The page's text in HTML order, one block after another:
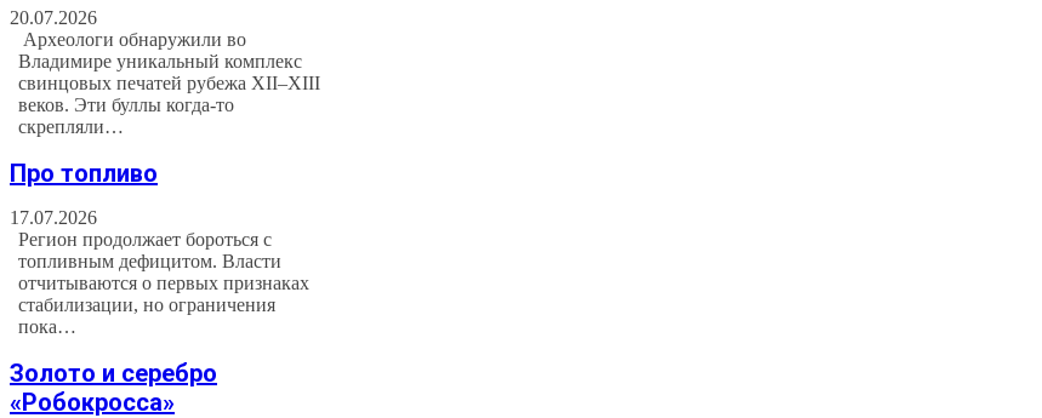
20.07.2026
Археологи обнаружили во
Владимире уникальный комплекс
свинцовых печатей рубежа XII–XIII
веков. Эти буллы когда-то
скрепляли…
Про топливо
17.07.2026
Регион продолжает бороться с
топливным дефицитом. Власти
отчитываются о первых признаках
стабилизации, но ограничения
пока…
Золото и серебро
«Робокросса»